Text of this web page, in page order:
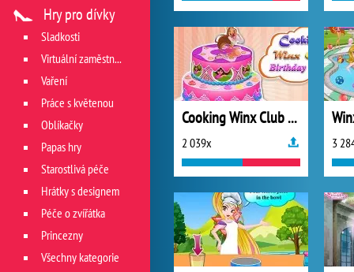
Cooking Winx Club Birthday Cake
2 039x 3
Hry pro dívky
Sladkosti
Virtuální zaměstnání v restauraci
Vaření
Práce s květenou
Oblíkačky
Papas hry
Starostlivá péče
Hrátky s designem
Péče o zvířátka
Princezny
Všechny kategorie